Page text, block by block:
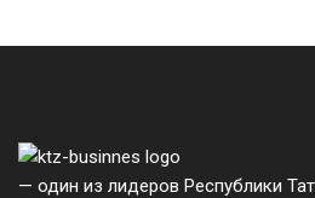
— один из лидеров Республики